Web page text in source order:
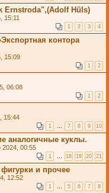
Ernstroda",(Adolf Hüls)
15:11
1 2 3 4
контора
15:09
1 2
06:08
1 2
15:44
1 … 7 8 9 10
аналогичные куклы.
2024, 00:55
1 … 18 19 20 21
и прочее
12:52
1 … 5 6 7 8